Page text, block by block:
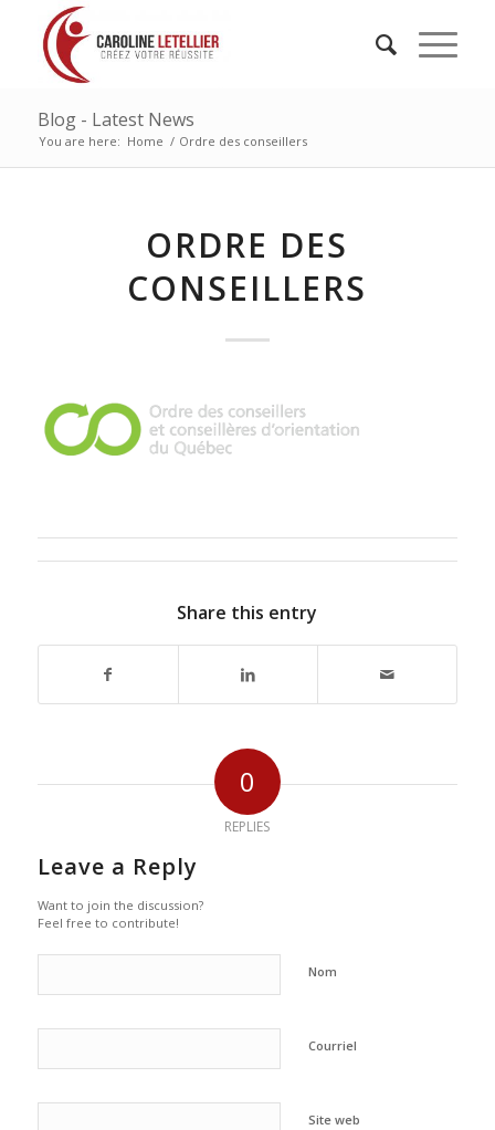
Blog - Latest News
You are here: Home / Ordre des conseillers
ORDRE DES
CONSEILLERS
Share this entry
0
REPLIES
Leave a Reply
Want to join the discussion?
Feel free to contribute!
Nom
Courriel
Site web